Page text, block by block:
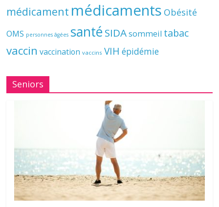
médicament médicaments Obésité
OMS personnes âgées santé SIDAsommeil tabac
vaccin vaccination vaccins VIH épidémie
Seniors